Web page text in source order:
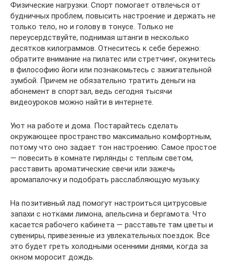
Физические нагрузки. Спорт помогает отвлечься от
будничных проблем, повысить настроение и держать не
только тело, но и голову в тонусе. Только не
переусердствуйте, поднимая штанги в несколько
десятков килограммов. Отнеситесь к себе бережно:
обратите внимание на пилатес или стретчинг, окунитесь
в философию йоги или познакомьтесь с зажигательной
зумбой. Причем не обязательно тратить деньги на
абонемент в спортзал, ведь сегодня тысячи
видеоуроков можно найти в интернете.
Уют на работе и дома. Постарайтесь сделать
окружающее пространство максимально комфортным,
потому что оно задает тон настроению. Самое простое
— повесить в комнате гирлянды с теплым светом,
расставить ароматические свечи или зажечь
аромапалочку и подобрать расслабляющую музыку.
На позитивный лад помогут настроиться цитрусовые
запахи с нотками лимона, апельсина и бергамота. Что
касается рабочего кабинета — расставьте там цветы и
сувениры, привезенные из увлекательных поездок. Все
это будет греть холодными осенними днями, когда за
окном моросит дождь.